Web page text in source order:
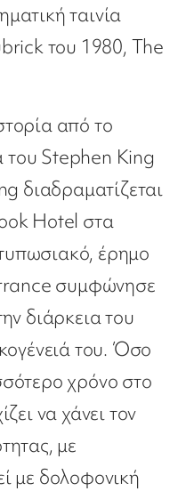
ταινία
του 1980, The
από το
Stephen King
διαδραματίζεται
Hotel στα
έρημο
συμφώνησε
διάρκεια του
του. Όσο
χρόνο στο
να χάνει τον
με
με δολοφονική